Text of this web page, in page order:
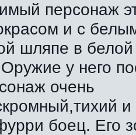
персонаж
и с
шляпе в
у него
очень
и
боец. Его